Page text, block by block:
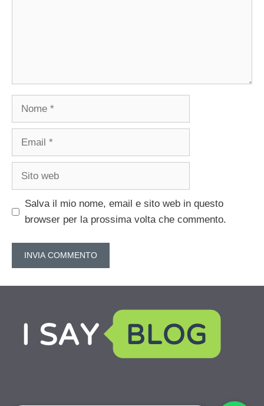
Nome
Email
Sito
Salva il mio nome, email e sito web in questo
browser per la prossima volta che commento.